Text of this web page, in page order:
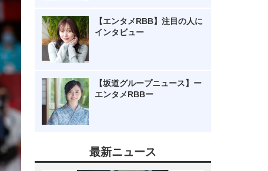
【エンタメRBB】注目の人に
インタビュー
【坂道グループニュース】ー
エンタメRBBー
最新ニュース